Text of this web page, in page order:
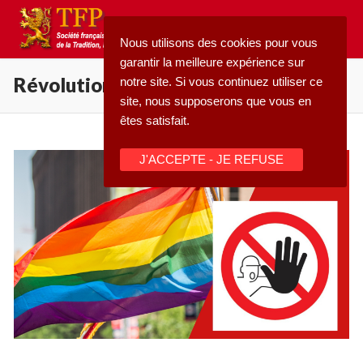
Aller
contenu
Pétition
Qu’est-ce que la TFP
Action
Blog
Médiathèque
Révolution culturelle
Nous utilisons des cookies pour vous
garantir la meilleure expérience sur
notre site. Si vous continuez utiliser ce
site, nous supposerons que vous en
êtes satisfait.
J'ACCEPTE - JE REFUSE